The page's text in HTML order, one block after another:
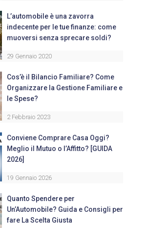
L’automobile è una zavorra
indecente per le tue finanze: come
muoversi senza sprecare soldi?
29 Gennaio 2020
Cos’è il Bilancio Familiare? Come
Organizzare la Gestione Familiare e
le Spese?
2 Febbraio 2023
Conviene Comprare Casa Oggi?
Meglio il Mutuo o l’Affitto? [GUIDA
2026]
19 Gennaio 2026
Quanto Spendere per
Un’Automobile? Guida e Consigli per
fare La Scelta Giusta